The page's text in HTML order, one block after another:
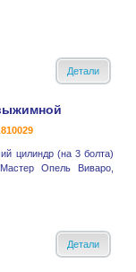
Детали
цилиндр (на 3 болта)
Опель Виваро,
Детали